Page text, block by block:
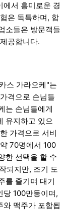
에서 흥미로운 경
은 독특하며, 합
소들은 방문객들
공합니다.
스 가라오케"는
격으로 손님들
는 손님들에게
유지하고 있으
가격으로 서비
70명에서 100
한 선택을 할 수
되지만, 조기 도
를 즐기며 대기
당 100만동이며,
와 맥주가 포함됩